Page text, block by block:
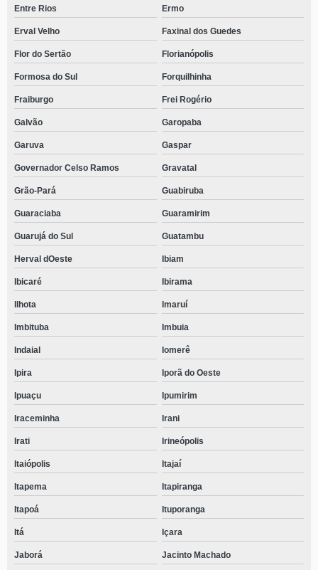
Entre Rios Ermo
Erval Velho Faxinal dos Guedes
Flor do Sertão Florianópolis
Formosa do Sul Forquilhinha
Fraiburgo Frei Rogério
Galvão Garopaba
Garuva Gaspar
Governador Celso Ramos Gravatal
Grão-Pará Guabiruba
Guaraciaba Guaramirim
Guarujá do Sul Guatambu
Herval dOeste Ibiam
Ibicaré Ibirama
Ilhota Imaruí
Imbituba Imbuia
Indaial Iomerê
Ipira Iporã do Oeste
Ipuaçu Ipumirim
Iraceminha Irani
Irati Irineópolis
Itaiópolis Itajaí
Itapema Itapiranga
Itapoá Ituporanga
Itá Içara
Jaborá Jacinto Machado